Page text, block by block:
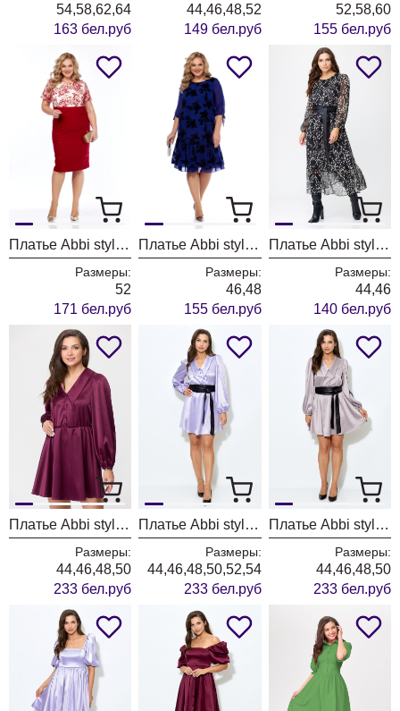
54,58,62,64
163 бел.руб
44,46,48,52
149 бел.руб
52,58,60
155 бел.руб
Платье Abbi style 1037
Размеры:
52
171 бел.руб
Платье Abbi style 1036
Размеры:
46,48
155 бел.руб
Платье Abbi style 1023 графит
Размеры:
44,46
140 бел.руб
Платье Abbi style 1017 вишня
Размеры:
44,46,48,50
233 бел.руб
Платье Abbi style 1017 лаванда
Размеры:
44,46,48,50,52,54
233 бел.руб
Платье Abbi style 1017 какао
Размеры:
44,46,48,50
233 бел.руб